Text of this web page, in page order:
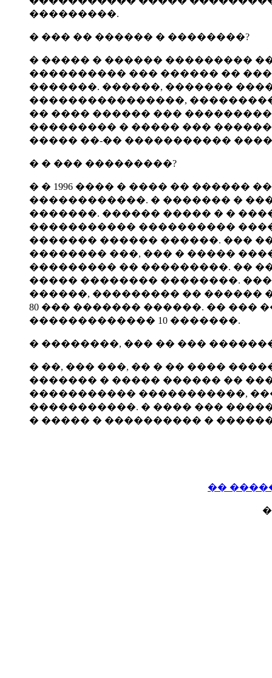
���������.
� ��� �� ������ � ��������?
� ����� � ������ ���������
���������� ��� ������ ��
�������. ������, �������
����������������,
�� ���� ������ ���
��������� � ����� ���
����� ��-�� �����������
� � ��� ���������?
� � 1996 ���� � ���� ��
������������. � ������� �
�������. ������ ����� � �
����������� ����������
������� ������ ������. ���
�������� ���, ��� � �����
��������� �� ���������. ��
����� �������� ��������.
������, ��������� �� ������
80 ��� ������� ������. ��
������������� 10 �������.
� ��������, ��� �� ���
� ��, ��� ���, �� � �� ����
������� � ����� ������ ��
����������� �����������,
�����������. � ���� ���
� ����� � ���������� �
��